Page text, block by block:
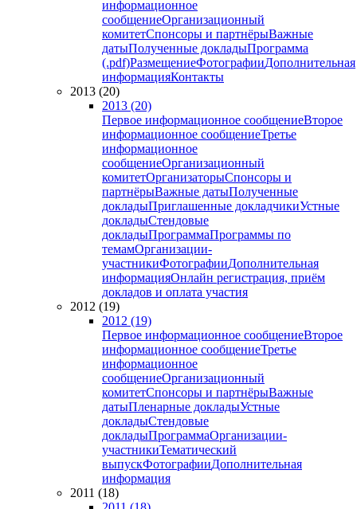
информационное
сообщениеОрганизационный
комитетСпонсоры и партнёрыВажные
датыПолученные докладыПрограмма
(.pdf)РазмещениеФотографииДополнительная
информацияКонтакты
2013 (20)
2013 (20)
Первое информационное сообщениеВторое
информационное сообщениеТретье
информационное
сообщениеОрганизационный
комитетОрганизаторыСпонсоры и
партнёрыВажные датыПолученные
докладыПриглашенные докладчикиУстные
докладыСтендовые
докладыПрограммаПрограммы по
темамОрганизации-
участникиФотографииДополнительная
информацияОнлайн регистрация, приём
докладов и оплата участия
2012 (19)
2012 (19)
Первое информационное сообщениеВторое
информационное сообщениеТретье
информационное
сообщениеОрганизационный
комитетСпонсоры и партнёрыВажные
датыПленарные докладыУстные
докладыСтендовые
докладыПрограммаОрганизации-
участникиТематический
выпускФотографииДополнительная
информация
2011 (18)